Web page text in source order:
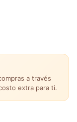
a través
extra para ti.